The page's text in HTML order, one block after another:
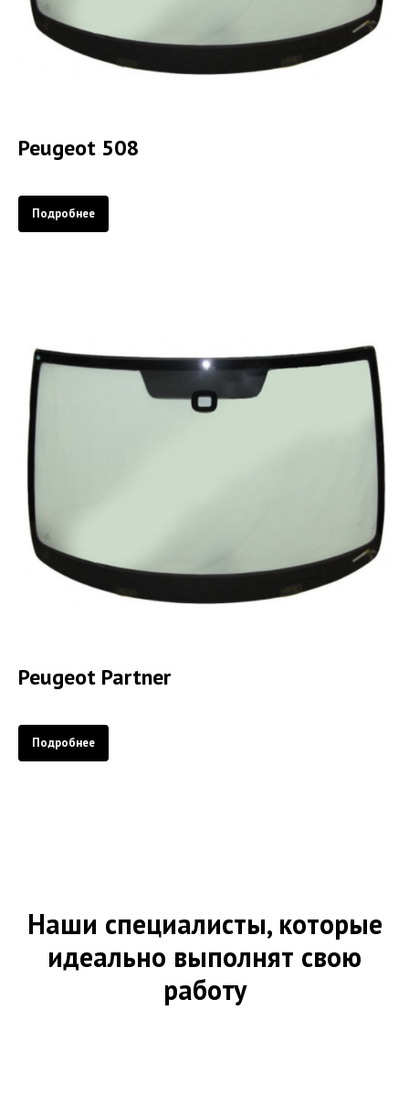
Peugeot 508
Подробнее
Peugeot Partner
Подробнее
Наши специалисты, которые
идеально выполнят свою
работу